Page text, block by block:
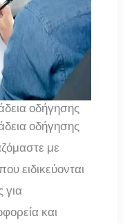
οδήγησης
οδήγησης
με
ειδικεύονται
για
και